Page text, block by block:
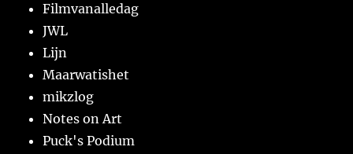
Filmvanalledag
JWL
Lijn
Maarwatishet
mikzlog
Notes on Art
Puck's Podium